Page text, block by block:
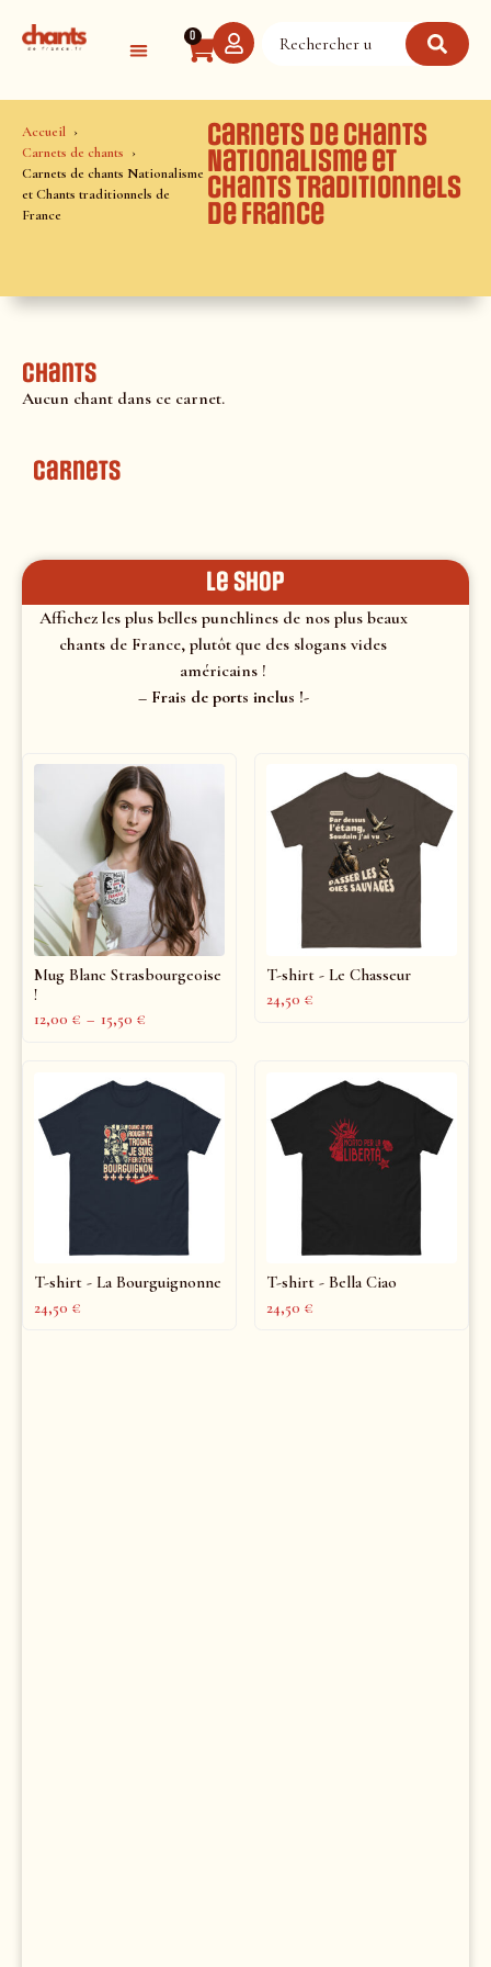
0
Accueil
Carnets de chants
Carnets de chants Nationalisme
et Chants traditionnels de
France
Carnets de chants
Nationalisme et
Chants traditionnels
de France
Chants
Aucun chant dans ce carnet.
Carnets
le shop
Affichez les plus belles punchlines de nos plus beaux
chants de France, plutôt que des slogans vides
américains !
– Frais de ports inclus !-
Mug Blanc Strasbourgeoise
!
12,00 € – 15,50 €
T-shirt - Le Chasseur
24,50 €
T-shirt - La Bourguignonne
24,50 €
T-shirt - Bella Ciao
24,50 €